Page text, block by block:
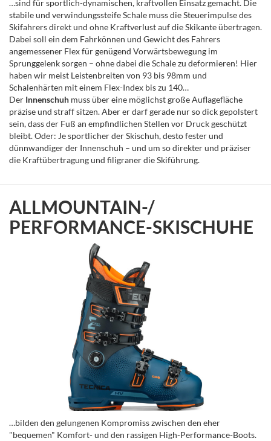
…sind für sportlich-dynamischen, kraftvollen Einsatz gemacht. Die
stabile und verwindungssteife Schale muss die Steuerimpulse des
Skifahrers direkt und ohne Kraftverlust auf die Skikante übertragen.
Dabei soll ein dem Fahrkönnen und Gewicht des Fahrers
angemessener Flex für genügend Vorwärtsbewegung im
Sprunggelenk sorgen – ohne dabei die Schale zu deformieren! Hier
haben wir meist Leistenbreiten von 93 bis 98mm und
Schalenhärten mit einem Flex-Index bis zu 140…
Der Innenschuh muss über eine möglichst große Auflagefläche
präzise und straff sitzen. Aber er darf gerade nur so dick gepolstert
sein, dass der Fuß an empfindlichen Stellen vor Druck geschützt
bleibt. Oder: Je sportlicher der Skischuh, desto fester und
dünnwandiger der Innenschuh – und um so direkter und präziser
die Kraftübertragung und filigraner die Skiführung.
ALLMOUNTAIN-/
PERFORMANCE-SKISCHUHE
…bilden den gelungenen Kompromiss zwischen den eher
"bequemen" Komfort- und den rassigen High-Performance-Boots.